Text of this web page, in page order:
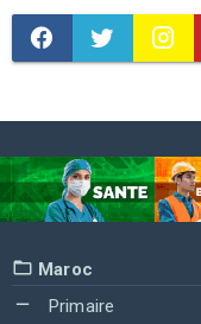
Maroc
Primaire